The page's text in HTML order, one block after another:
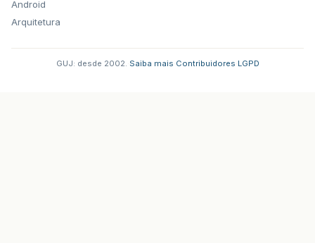
Android
Arquitetura
GUJ: desde 2002. Saiba mais Contribuidores LGPD